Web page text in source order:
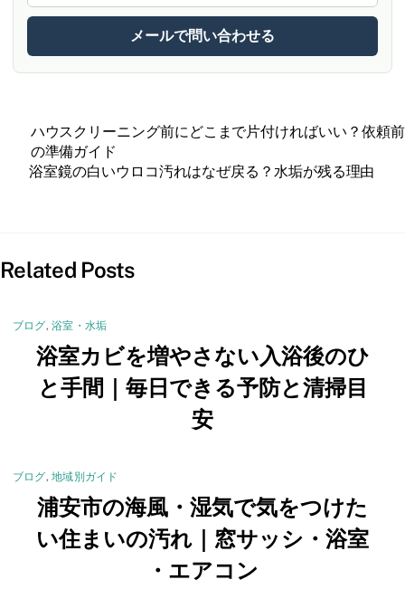
メールで問い合わせる
ハウスクリーニング前にどこまで片付ければいい？依頼前
の準備ガイド
浴室鏡の白いウロコ汚れはなぜ戻る？水垢が残る理由
Related Posts
ブログ,浴室・水垢
浴室カビを増やさない入浴後のひ
と手間｜毎日できる予防と清掃目
安
ブログ,地域別ガイド
浦安市の海風・湿気で気をつけた
い住まいの汚れ｜窓サッシ・浴室
・エアコン